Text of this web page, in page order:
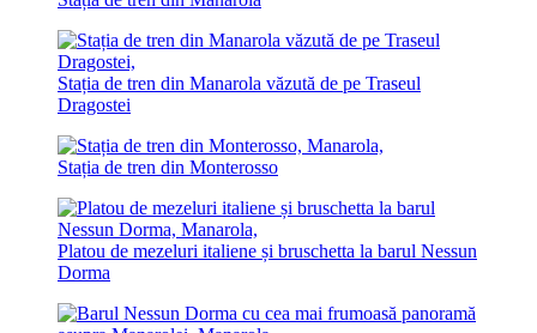
Stația de tren din Manarola văzută de pe Traseul
Dragostei
Stația de tren din Monterosso
Platou de mezeluri italiene și bruschetta la barul Nessun
Dorma